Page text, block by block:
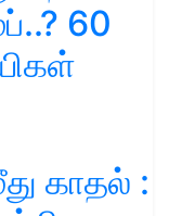
60
காதல் :